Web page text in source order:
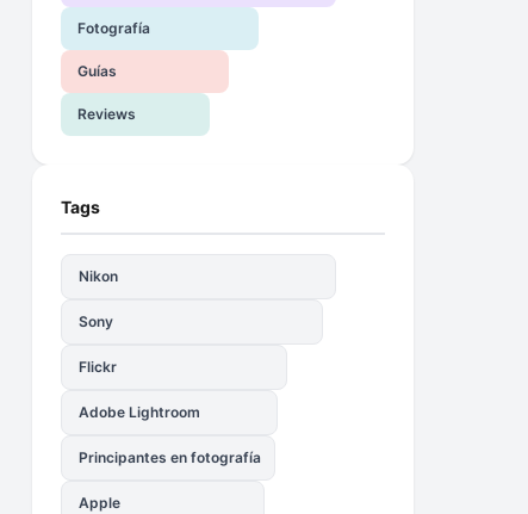
Fotografía
Guías
Reviews
Tags
Nikon
Sony
Flickr
Adobe Lightroom
Principantes en fotografía
Apple